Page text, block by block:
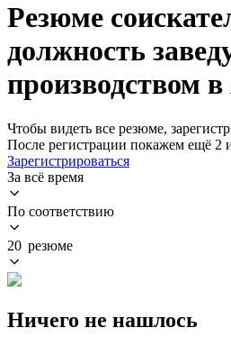
Резюме
должность
производством
Чтобы видеть все резюме,
После регистрации покажем ещё 2
Зарегистрироваться
За всё время
По соответствию
20 резюме
Ничего не нашлось